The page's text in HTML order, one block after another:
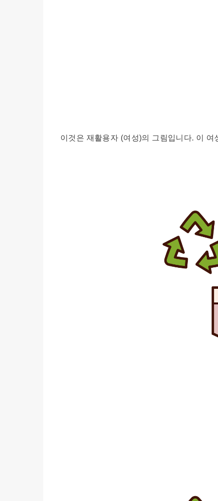
이것은 재활용자 (여성)의 그림입니다. 이